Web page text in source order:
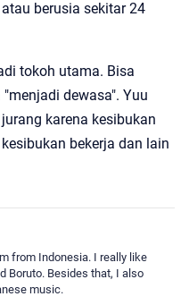
berusia sekitar 24
tokoh utama. Bisa
dewasa". Yuu
karena kesibukan
bekerja dan lain
from Indonesia. I really like
Boruto. Besides that, I also
music.